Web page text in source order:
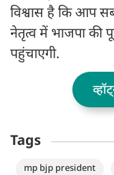
विश्वास है कि आप
नेतृत्व में भाजपा की
पहुंचाएगी.
Tags
mp bjp president